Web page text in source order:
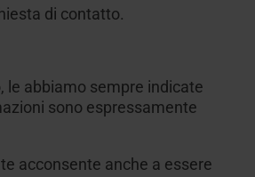
di contatto.
le abbiamo sempre indicate
sono espressamente
acconsente anche a essere